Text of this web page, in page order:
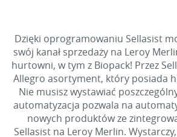
Dzięki oprogramowaniu Sellasist
swój kanał sprzedaży na Leroy
hurtowni, w tym z Biopack! Przez
Allegro asortyment, który posiada
Nie musisz wystawiać
automatyzacja pozwala na
nowych produktów ze
Sellasist na Leroy Merlin.